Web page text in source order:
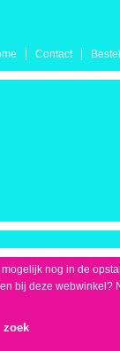
Contact
nog in de
bij deze webwinkel?
zoek